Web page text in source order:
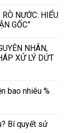
NƯỚC: HIỂU
GỐC”
NHÂN,
XỬ LÝ DỨT
bao nhiêu %
Bí quyết sử